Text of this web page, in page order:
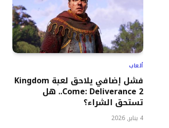
ألعاب
فشل إضافي يلاحق لعبة Kingdom
Come: Deliverance 2.. هل
تستحق الشراء؟
4 يناير, 2026